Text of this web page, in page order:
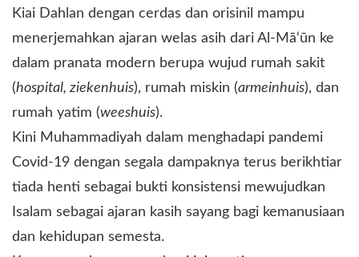
Kiai Dahlan dengan cerdas dan orisinil mampu
menerjemahkan ajaran welas asih dari Al-Mā‘ūn ke
dalam pranata modern berupa wujud rumah sakit
(hospital, ziekenhuis), rumah miskin (armeinhuis), dan
rumah yatim (weeshuis).
Kini Muhammadiyah dalam menghadapi pandemi
Covid-19 dengan segala dampaknya terus berikhtiar
tiada henti sebagai bukti konsistensi mewujudkan
Isalam sebagai ajaran kasih sayang bagi kemanusiaan
dan kehidupan semesta.